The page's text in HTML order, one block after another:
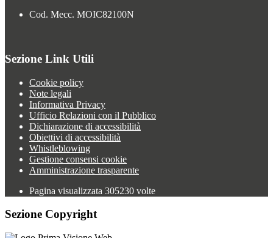
Cod. Mecc. MOIC82100N
Sezione Link Utili
Cookie policy
Note legali
Informativa Privacy
Ufficio Relazioni con il Pubblico
Dichiarazione di accessibilità
Obiettivi di accessibilità
Whistleblowing
Gestione consensi cookie
Amministrazione trasparente
Pagina visualizzata 305230 volte
Sezione Copyright